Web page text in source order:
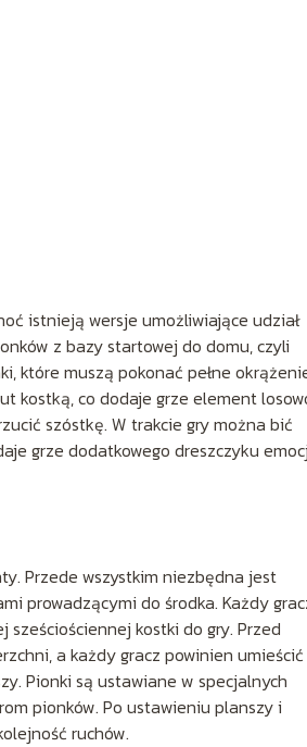
istnieją wersje umożliwiające udział
z bazy startowej do domu, czyli
które muszą pokonać pełne
kostką, co dodaje grze element
szóstkę. W trakcie gry można bić
grze dodatkowego dreszczyku
Przede wszystkim niezbędna jest
prowadzącymi do środka. Każdy
kostki do gry. Przed
a każdy gracz powinien umieścić
Pionki są ustawiane w specjalnych
pionków. Po ustawieniu planszy i
ruchów.